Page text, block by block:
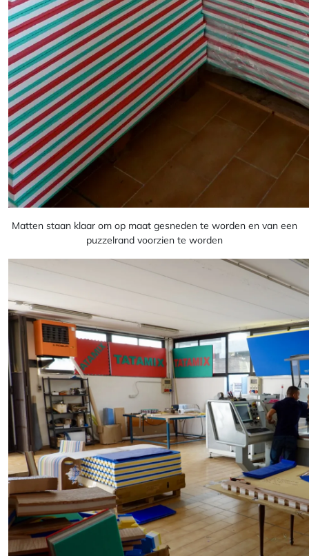
Matten staan klaar om op maat gesneden te worden en van een
puzzelrand voorzien te worden